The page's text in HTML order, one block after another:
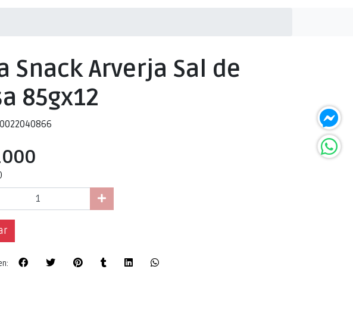
Snack Arverja Sal de
85gx12